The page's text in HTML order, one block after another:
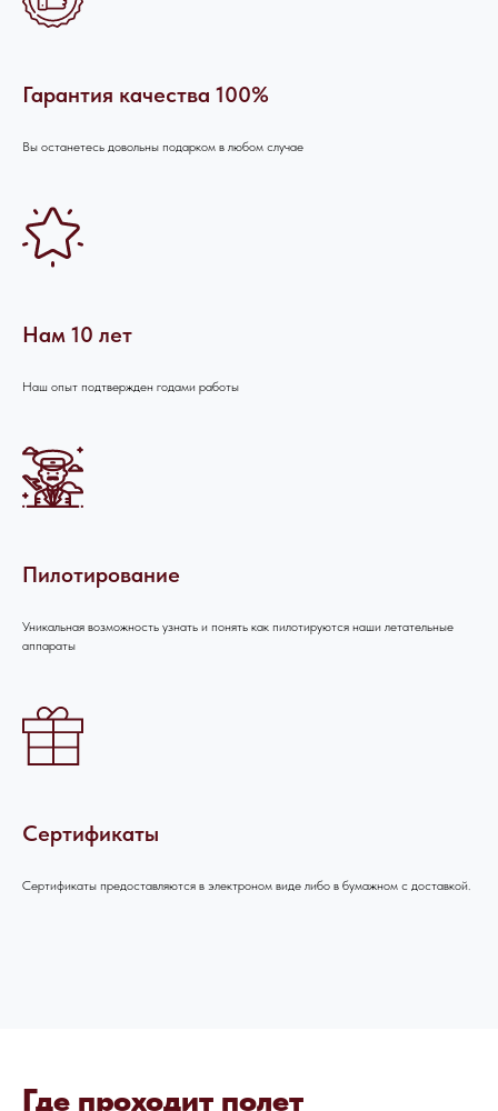
Гарантия качества 100%
Вы останетесь довольны подарком в любом случае
Нам 10 лет
Наш опыт подтвержден годами работы
Пилотирование
Уникальная возможность узнать и понять как пилотируются наши летательные
аппараты
Сертификаты
Сертификаты предоставляются в электроном виде либо в бумажном с доставкой.
Где проходит полет
ОСТАЛИСЬ
Если вы хотите узнать подробнее о
проведении мероприятия, не
стесняйтесь - пишите или звоните, мы